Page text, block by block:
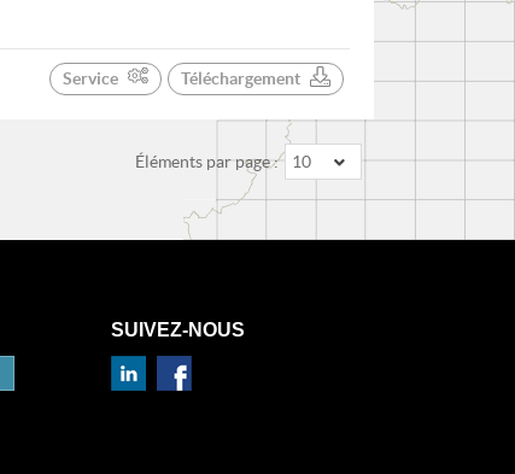
Service Téléchargement
Éléments par page : 10
SUIVEZ-NOUS